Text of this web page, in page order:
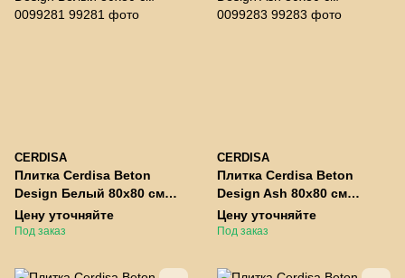
CERDISA
Плитка Cerdisa Beton
Design Белый 80x80 см
0099281
Цену уточняйте
Под заказ
CERDISA
Плитка Cerdisa Beton
Design Ash 80x80 см
0099283
Цену уточняйте
Под заказ